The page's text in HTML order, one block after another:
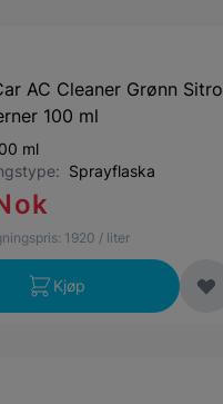
AC Cleaner Grønn
100 ml
ml
Sprayflaska
1920 / liter
Kjøp